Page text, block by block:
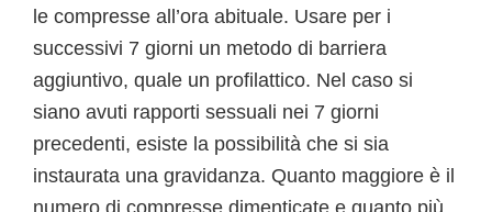
le compresse all’ora abituale. Usare per i
successivi 7 giorni un metodo di barriera
aggiuntivo, quale un profilattico. Nel caso si
siano avuti rapporti sessuali nei 7 giorni
precedenti, esiste la possibilità che si sia
instaurata una gravidanza. Quanto maggiore è il
numero di compresse dimenticate e quanto più